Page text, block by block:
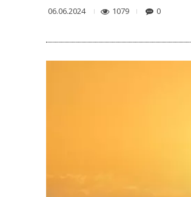
06.06.2024 1079 0